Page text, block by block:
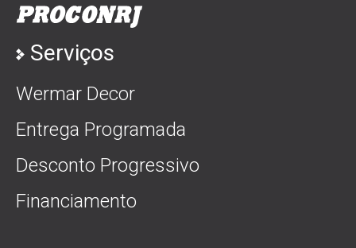
Serviços
Wermar Decor
Entrega Programada
Desconto Progressivo
Financiamento